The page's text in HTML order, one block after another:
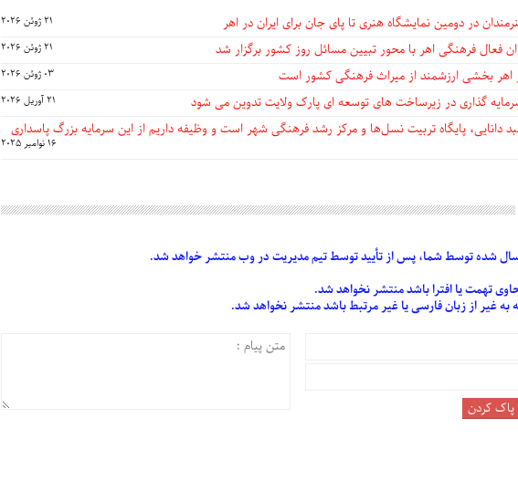
در دومین نمایشگاه هنری تا پای جان برای ایران در اهر 21 ژوئن 2026
فعال فرهنگی اهر با محور تبیین مسائل روز کشور برگزار شد 21 ژوئن 2026
اهر بخشی ارزشمند از میراث فرهنگی کشور است 03 ژوئن 2026
گذاری در زیرساخت های توسعه ای پارک ولایت تدوین می شود 21 آوریل 2026
دانایی، پایگاه تربیت نسل‌ها و مرکز رشد فرهنگی شهر است و وظیفه داریم از این سرمایه بزرگ پاسداری
16 نوامبر 2025
شدهتوسط شما، پس از تأییدتوسط تیم مدیریت در وب منتشر خواهد شد.
تهمت یا افترا باشد منتشر نخواهد شد.
به غیر از زبان فارسی یا غیر مرتبط باشد منتشر نخواهد شد.